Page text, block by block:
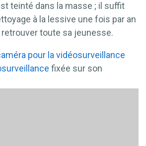
teinté dans la masse ; il suffit
à la lessive une fois par an
toute sa jeunesse.
fixée sur son